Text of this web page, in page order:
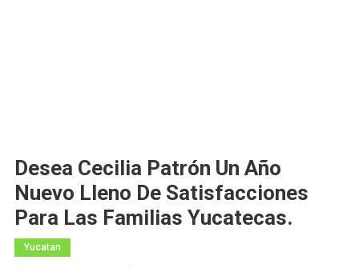
Desea Cecilia Patrón Un Año
Nuevo Lleno De Satisfacciones
Para Las Familias Yucatecas.
Yucatan